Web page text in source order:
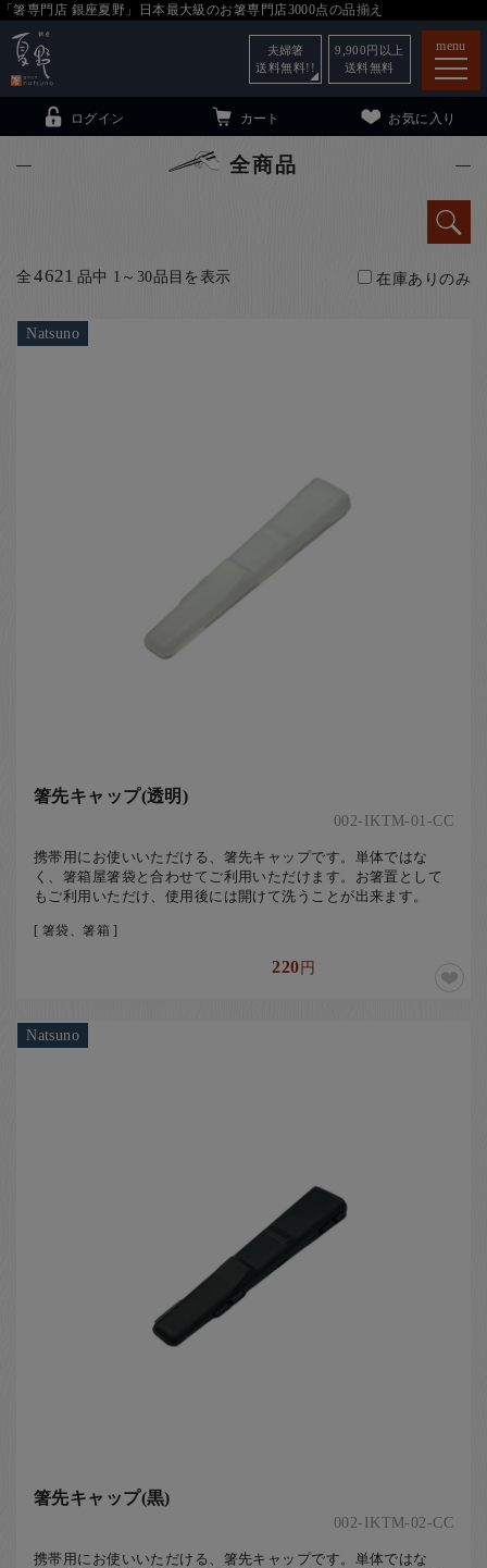
「箸専門店 銀座夏野」日本最大級のお箸専門店3000点の品揃え
menu
銀座夏野・箸長
ログイン カート お気に入り
夫婦箸
送料無料!!
9,900 円以上
送料無料
全商品
全4621 品中 1～30品目を表示 在庫ありのみ
Natsuno
箸先キャップ(透明)
002-IKTM-01-CC
携帯用にお使いいただける、箸先キャップです。単体ではな
く、箸箱屋箸袋と合わせてご利用いただけます。お箸置として
もご利用いただけ、使用後には開けて洗うことが出来ます。
[ 箸袋、箸箱 ]
220円
Natsuno
箸先キャップ(黒)
002-IKTM-02-CC
携帯用にお使いいただける、箸先キャップです。単体ではな